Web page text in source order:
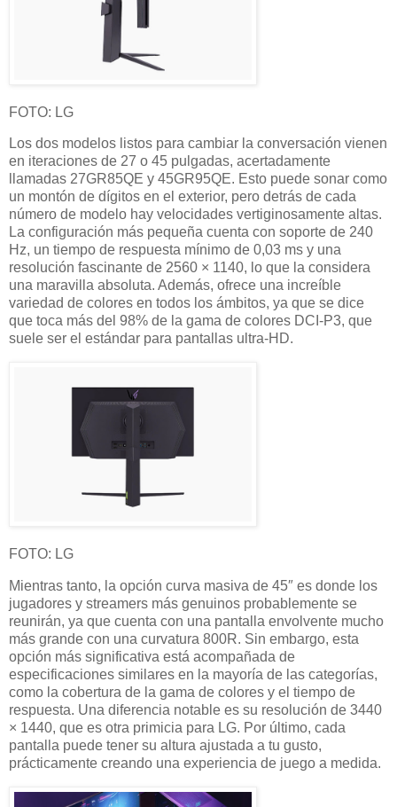
FOTO: LG
Los dos modelos listos para cambiar la conversación vienen
en iteraciones de 27 o 45 pulgadas, acertadamente
llamadas 27GR85QE y 45GR95QE. Esto puede sonar como
un montón de dígitos en el exterior, pero detrás de cada
número de modelo hay velocidades vertiginosamente altas.
La configuración más pequeña cuenta con soporte de 240
Hz, un tiempo de respuesta mínimo de 0,03 ms y una
resolución fascinante de 2560 × 1140, lo que la considera
una maravilla absoluta. Además, ofrece una increíble
variedad de colores en todos los ámbitos, ya que se dice
que toca más del 98% de la gama de colores DCI-P3, que
suele ser el estándar para pantallas ultra-HD.
FOTO: LG
Mientras tanto, la opción curva masiva de 45″ es donde los
jugadores y streamers más genuinos probablemente se
reunirán, ya que cuenta con una pantalla envolvente mucho
más grande con una curvatura 800R. Sin embargo, esta
opción más significativa está acompañada de
especificaciones similares en la mayoría de las categorías,
como la cobertura de la gama de colores y el tiempo de
respuesta. Una diferencia notable es su resolución de 3440
× 1440, que es otra primicia para LG. Por último, cada
pantalla puede tener su altura ajustada a tu gusto,
prácticamente creando una experiencia de juego a medida.